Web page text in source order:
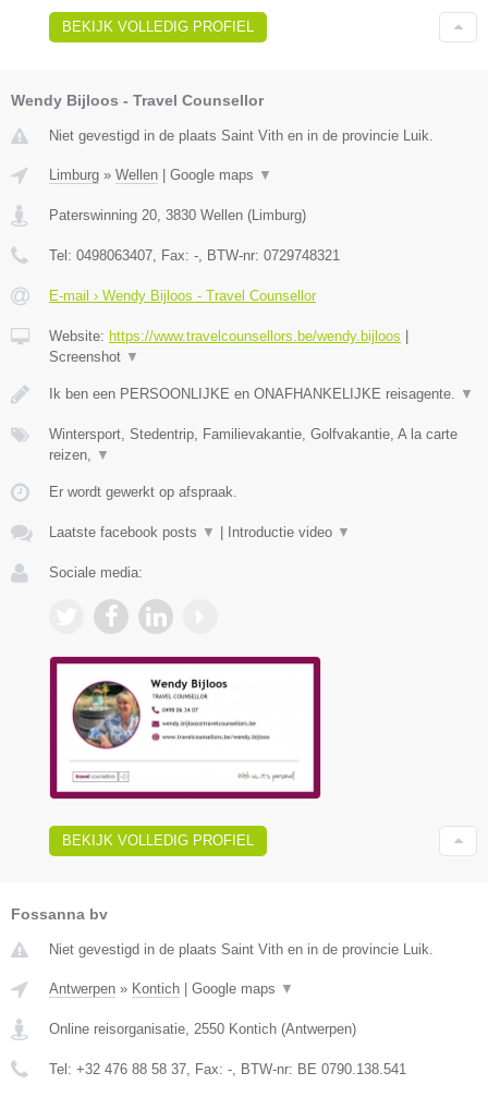
BEKIJK VOLLEDIG PROFIEL
Wendy Bijloos - Travel Counsellor
Niet gevestigd in de plaats Saint Vith en in de provincie Luik.
Limburg » Wellen Google maps ▼
Paterswinning 20 3830 Wellen ( Limburg)
Tel: 0498063407 , Fax: - , BTW-nr: 0729748321
E-mail › Wendy Bijloos - Travel Counsellor
Website: https://www.travelcounsellors.be/wendy.bijloos
Screenshot ▼
Ik ben een PERSOONLIJKE en ONAFHANKELIJKE reisagente. ▼
Wintersport, Stedentrip, Familievakantie, Golfvakantie, A la carte
reizen,
▼
Er wordt gewerkt op afspraak.
Laatste facebook posts ▼ Introductie video ▼
Sociale media:
BEKIJK VOLLEDIG PROFIEL
Fossanna bv
Niet gevestigd in de plaats Saint Vith en in de provincie Luik.
Antwerpen » Kontich Google maps ▼
Online reisorganisatie 2550 Kontich (Antwerpen)
Tel: +32 476 88 58 37 , Fax: - , BTW-nr: BE 0790.138.541